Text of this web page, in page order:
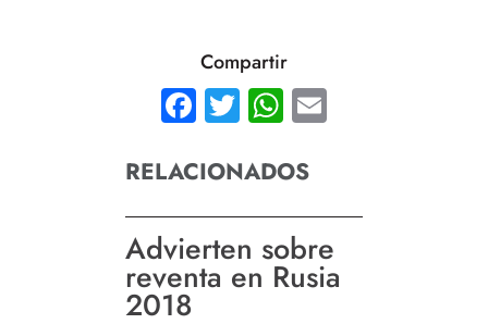
Compartir
Facebook
TwitterWhatsApp
RELACIONADOS
Advierten sobre
reventa en Rusia
2018